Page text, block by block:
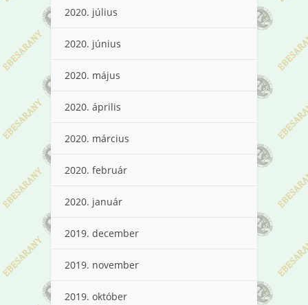
2020. július
2020. június
2020. május
2020. április
2020. március
2020. február
2020. január
2019. december
2019. november
2019. október